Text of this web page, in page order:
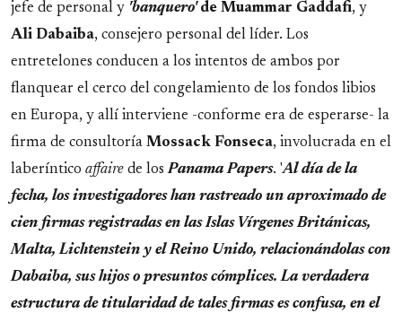
jefe de personal y 'banquero'de Muammar Gaddafi, y
Ali Dabaiba, consejero personal del líder. Los
entretelones conducen a los intentos de ambos por
flanquear el cerco del congelamiento de los fondos libios
en Europa, y allí interviene -conforme era de esperarse- la
firma de consultoría Mossack Fonseca, involucrada en el
laberíntico affaire de losPanama Papers. 'Al día de la
fecha, los investigadores han rastreado un aproximado de
cien firmas registradas en las Islas Vírgenes Británicas,
Malta, Lichtenstein y el Reino Unido, relacionándolas con
Dabaiba, sus hijos o presuntos cómplices. La verdadera
estructura de titularidad de tales firmas es confusa, en el